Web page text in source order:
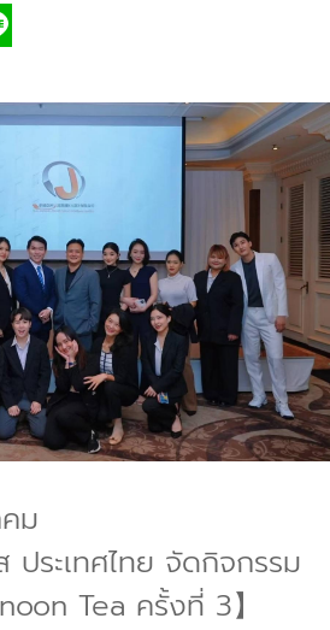
ม
ประเทศไทย จัดกิจกรรม
Tea ครั้งที่ 3】